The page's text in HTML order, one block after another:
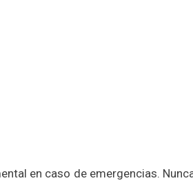
en caso de emergencias.